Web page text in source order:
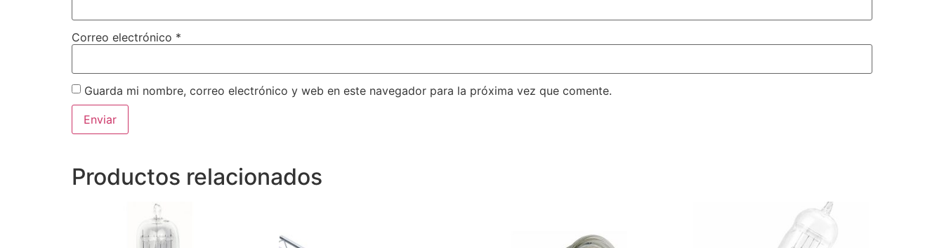
Correo electrónico *
Guarda mi nombre, correo electrónico y web en este navegador para la próxima vez que comente.
Productos relacionados